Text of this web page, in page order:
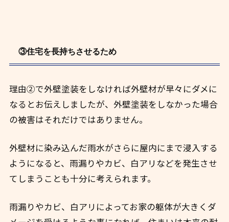
③住宅を長持ちさせるため
理由②で外壁塗装をしなければ外壁材が早々にダメに
なるとお伝えしましたが、外壁塗装をしなかった場合
の被害はそれだけではありません。
外壁材に染み込んだ雨水がさらに屋内にまで浸入する
ようになると、雨漏りやカビ、白アリなどを発生させ
てしまうことも十分に考えられます。
雨漏りやカビ、白アリによってお家の躯体が大きくダ